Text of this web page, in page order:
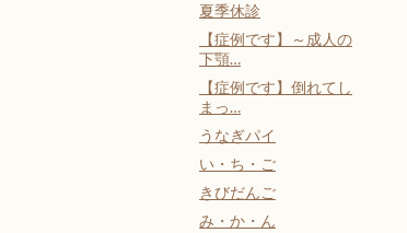
夏季休診
【症例です】～成人の
下顎…
【症例です】倒れてし
まっ…
うなぎパイ
い・ち・ご
きびだんご
み・か・ん